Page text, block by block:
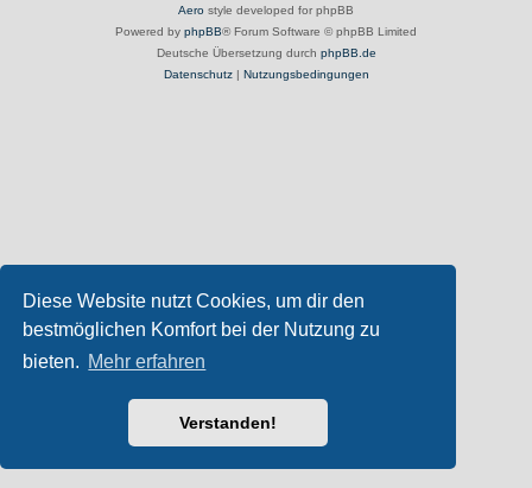
Diese Website nutzt Cookies, um dir den
bestmöglichen Komfort bei der Nutzung zu
bieten. Mehr erfahren
Verstanden!
Aero style developed for phpBB
Powered by phpBB® Forum Software © phpBB Limited
Deutsche Übersetzung durch phpBB.de
Datenschutz| Nutzungsbedingungen